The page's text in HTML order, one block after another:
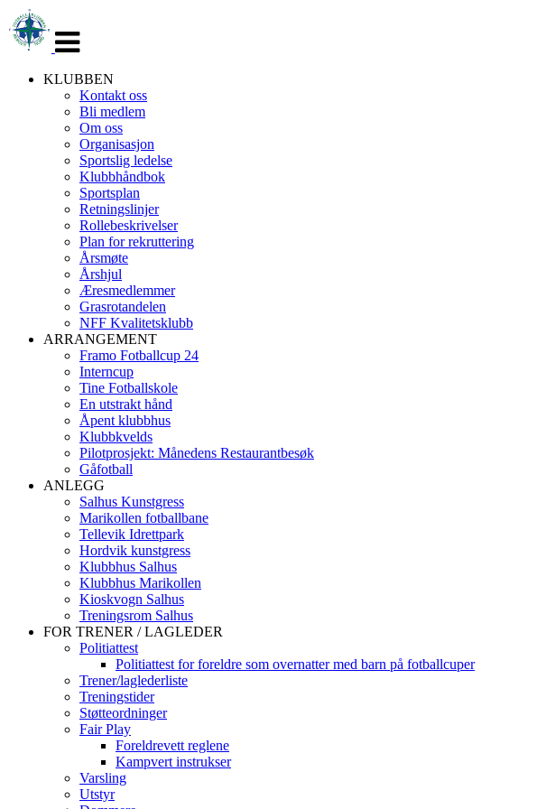
navigasjon
KLUBBEN
Kontakt oss
Bli medlem
Om oss
Organisasjon
Sportslig ledelse
Klubbhåndbok
Sportsplan
Retningslinjer
Rollebeskrivelser
Plan for rekruttering
Årsmøte
Årshjul
Æresmedlemmer
Grasrotandelen
NFF Kvalitetsklubb
ARRANGEMENT
Framo Fotballcup 24
Interncup
Tine Fotballskole
En utstrakt hånd
Åpent klubbhus
Klubbkvelds
Pilotprosjekt: Månedens Restaurantbesøk
Gåfotball
ANLEGG
Salhus Kunstgress
Marikollen fotballbane
Tellevik Idrettpark
Hordvik kunstgress
Klubbhus Salhus
Klubbhus Marikollen
Kioskvogn Salhus
Treningsrom Salhus
FOR TRENER / LAGLEDER
Politiattest
Politiattest for foreldre som overnatter med barn på fotballcuper
Trener/laglederliste
Treningstider
Støtteordninger
Fair Play
Foreldrevett reglene
Kampvert instrukser
Varsling
Utstyr